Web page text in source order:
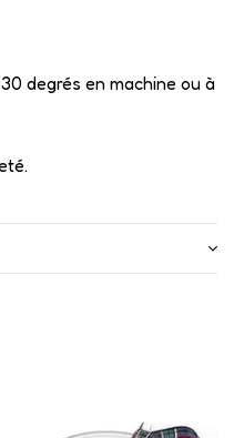
degrés en machine ou à